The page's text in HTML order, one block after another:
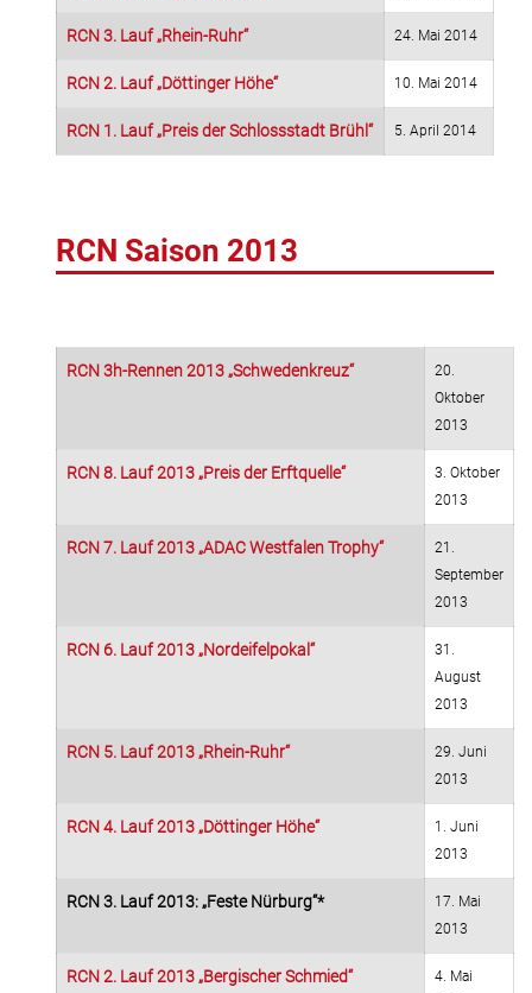
RCN 3. Lauf „Rhein-Ruhr“ 24. Mai 2014
RCN 2. Lauf „Döttinger Höhe“ 10. Mai 2014
RCN 1. Lauf „Preis der Schlossstadt Brühl“ 5. April 2014
RCN Saison 2013
RCN 3h-Rennen 2013 „Schwedenkreuz“
20.
Oktober
2013
RCN 8. Lauf 2013 „Preis der Erftquelle“
3. Oktober
2013
RCN 7. Lauf 2013 „ADAC Westfalen Trophy“
21.
September
2013
RCN 6. Lauf 2013 „Nordeifelpokal“
31.
August
2013
RCN 5. Lauf 2013 „Rhein-Ruhr“
29. Juni
2013
RCN 4. Lauf 2013 „Döttinger Höhe“
1. Juni
2013
RCN 3. Lauf 2013: „Feste Nürburg“*
17. Mai
2013
RCN 2. Lauf 2013 „Bergischer Schmied“
4. Mai